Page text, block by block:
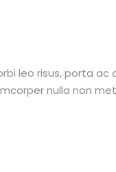
leo risus, porta
nulla non